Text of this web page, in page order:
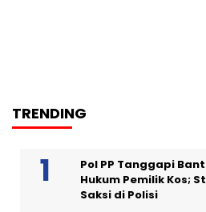
TRENDING
Pol PP Tanggapi
Hukum Pemilik Kos;
Saksi di Polisi